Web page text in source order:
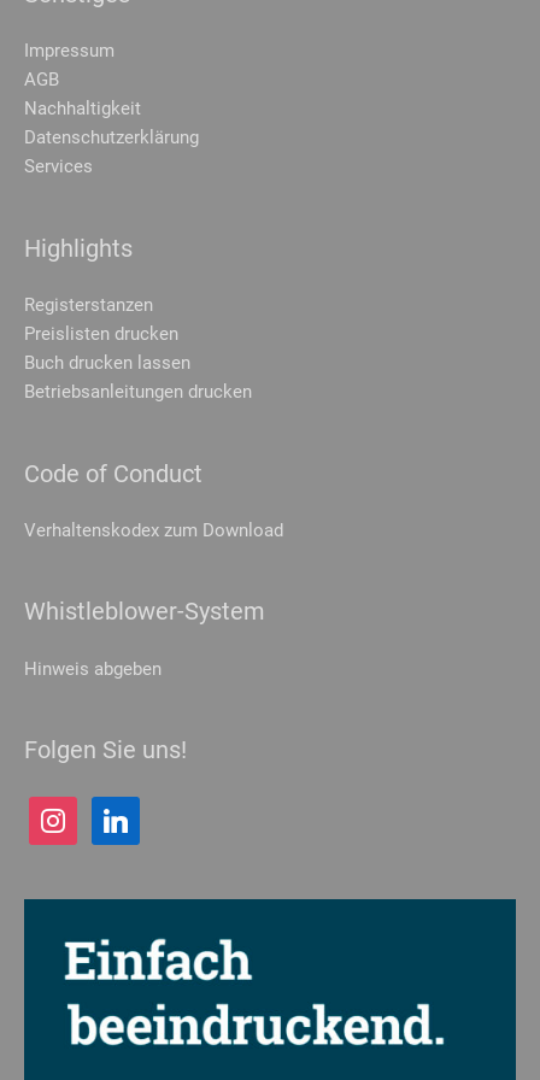
Impressum
AGB
Nachhaltigkeit
Datenschutzerklärung
Services
Highlights
Registerstanzen
Preislisten drucken
Buch drucken lassen
Betriebsanleitungen drucken
Code of Conduct
Verhaltenskodex zum Download
Whistleblower-System
Hinweis abgeben
Folgen Sie uns!
instagramlinkedin